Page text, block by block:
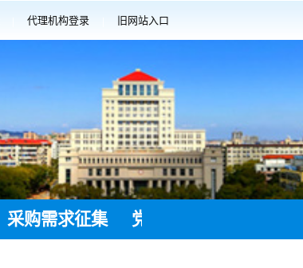
代理机构登录 旧网站入口
采购需求征集 党建工作